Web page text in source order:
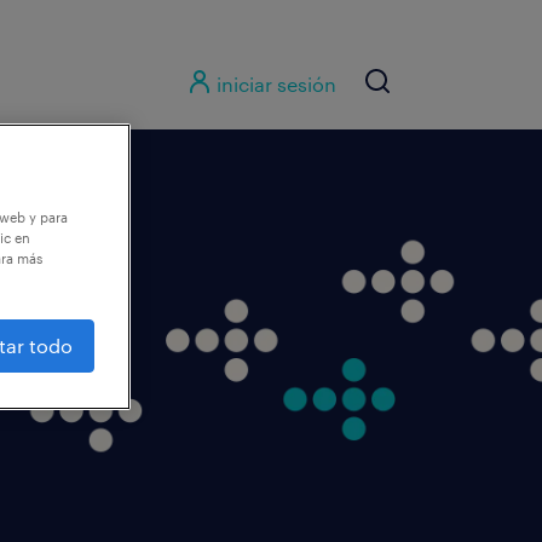
iniciar sesión
y para
en
más
todo